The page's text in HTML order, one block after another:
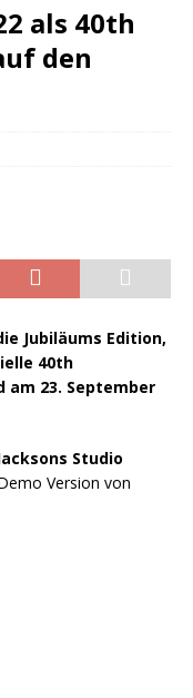
als 40th
den
Jubiläums Edition,
40th
am 23. September
Studio
Version von